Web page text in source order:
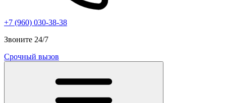
+7 (960) 030-38-38
Звоните 24/7
Срочный вызов